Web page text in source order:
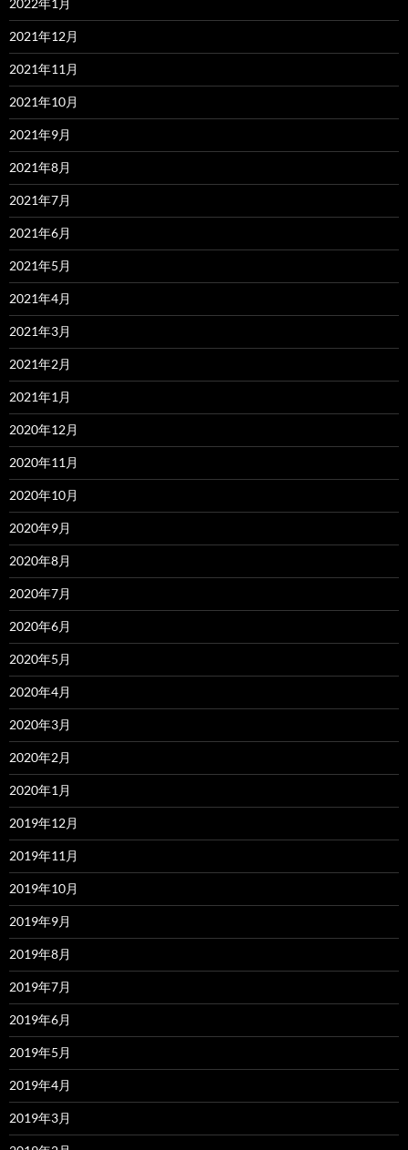
2022年1月
2021年12月
2021年11月
2021年10月
2021年9月
2021年8月
2021年7月
2021年6月
2021年5月
2021年4月
2021年3月
2021年2月
2021年1月
2020年12月
2020年11月
2020年10月
2020年9月
2020年8月
2020年7月
2020年6月
2020年5月
2020年4月
2020年3月
2020年2月
2020年1月
2019年12月
2019年11月
2019年10月
2019年9月
2019年8月
2019年7月
2019年6月
2019年5月
2019年4月
2019年3月